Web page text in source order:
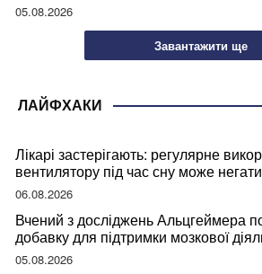
05.08.2026
Завантажити ще
ЛАЙФХАКИ
Лікарі застерігають: регулярне
вентилятору під час сну може
ваше здоров’я
06.08.2026
Вчений з досліджень Альцгеймера
добавку для підтримки мозкової
05.08.2026